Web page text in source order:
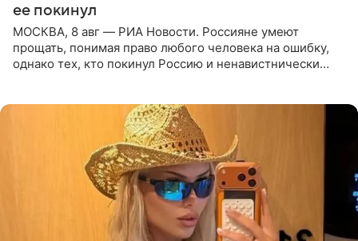
ее покинул
МОСКВА, 8 авг — РИА Новости. Россияне умеют
прощать, понимая право любого человека на ошибку,
однако тех, кто покинул Россию и ненавистнически